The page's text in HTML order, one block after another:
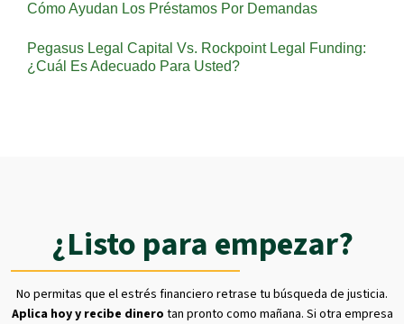
Cómo Ayudan Los Préstamos Por Demandas
Pegasus Legal Capital Vs. Rockpoint Legal Funding:
¿Cuál Es Adecuado Para Usted?
¿Listo para empezar?
No permitas que el estrés financiero retrase tu búsqueda de justicia.
Aplica hoy y recibe dinero tan pronto como mañana. Si otra empresa